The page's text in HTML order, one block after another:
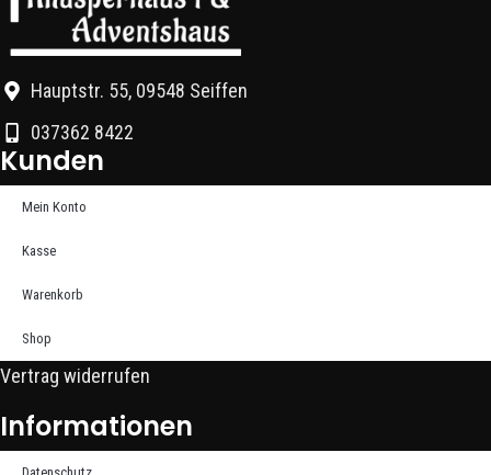
Hauptstr. 55, 09548 Seiffen
037362 8422
Kunden
Mein Konto
Kasse
Warenkorb
Shop
Vertrag widerrufen
Informationen